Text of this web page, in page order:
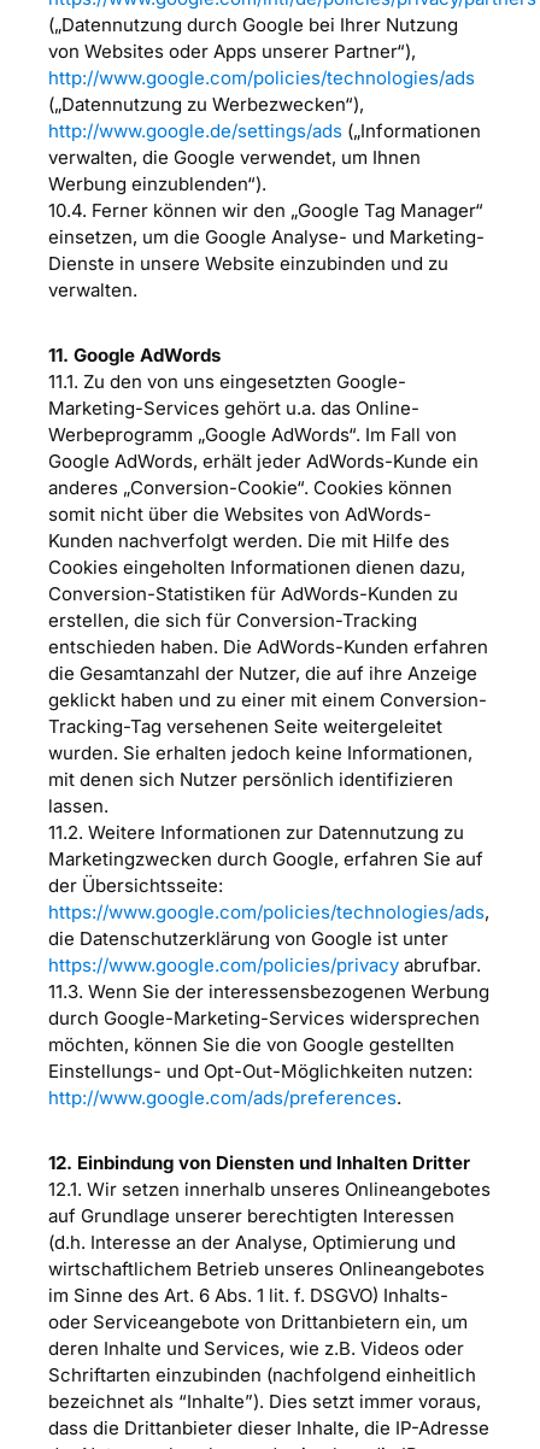
(„Datennutzung durch Google bei Ihrer Nutzung
von Websites oder Apps unserer Partner“),
http://www.google.com/policies/technologies/ads
(„Datennutzung zu Werbezwecken“),
http://www.google.de/settings/ads(„Informationen
verwalten, die Google verwendet, um Ihnen
Werbung einzublenden“).
10.4. Ferner können wir den „Google Tag Manager“
einsetzen, um die Google Analyse- und Marketing-
Dienste in unsere Website einzubinden und zu
verwalten.
11. Google AdWords
11.1. Zu den von uns eingesetzten Google-
Marketing-Services gehört u.a. das Online-
Werbeprogramm „Google AdWords“. Im Fall von
Google AdWords, erhält jeder AdWords-Kunde ein
anderes „Conversion-Cookie“. Cookies können
somit nicht über die Websites von AdWords-
Kunden nachverfolgt werden. Die mit Hilfe des
Cookies eingeholten Informationen dienen dazu,
Conversion-Statistiken für AdWords-Kunden zu
erstellen, die sich für Conversion-Tracking
entschieden haben. Die AdWords-Kunden erfahren
die Gesamtanzahl der Nutzer, die auf ihre Anzeige
geklickt haben und zu einer mit einem Conversion-
Tracking-Tag versehenen Seite weitergeleitet
wurden. Sie erhalten jedoch keine Informationen,
mit denen sich Nutzer persönlich identifizieren
lassen.
11.2. Weitere Informationen zur Datennutzung zu
Marketingzwecken durch Google, erfahren Sie auf
der Übersichtsseite:
https://www.google.com/policies/technologies/ads,
die Datenschutzerklärung von Google ist unter
https://www.google.com/policies/privacyabrufbar.
11.3. Wenn Sie der interessensbezogenen Werbung
durch Google-Marketing-Services widersprechen
möchten, können Sie die von Google gestellten
Einstellungs- und Opt-Out-Möglichkeiten nutzen:
http://www.google.com/ads/preferences.
12. Einbindung von Diensten und Inhalten Dritter
12.1. Wir setzen innerhalb unseres Onlineangebotes
auf Grundlage unserer berechtigten Interessen
(d.h. Interesse an der Analyse, Optimierung und
wirtschaftlichem Betrieb unseres Onlineangebotes
im Sinne des Art. 6 Abs. 1 lit. f. DSGVO) Inhalts-
oder Serviceangebote von Drittanbietern ein, um
deren Inhalte und Services, wie z.B. Videos oder
Schriftarten einzubinden (nachfolgend einheitlich
bezeichnet als “Inhalte”). Dies setzt immer voraus,
dass die Drittanbieter dieser Inhalte, die IP-Adresse